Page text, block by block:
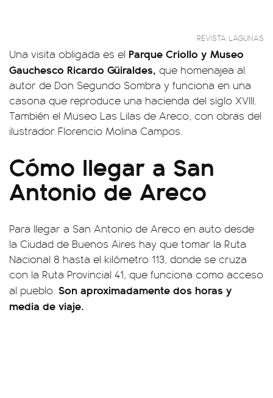
REVISTA LAGUNAS
Una visita obligada es el Parque Criollo y Museo
Gauchesco Ricardo Güiraldes, que homenajea al
autor de Don Segundo Sombra y funciona en una
casona que reproduce una hacienda del siglo XVIII.
También el Museo Las Lilas de Areco, con obras del
ilustrador Florencio Molina Campos.
Cómo llegar a San
Antonio de Areco
Para llegar a San Antonio de Areco en auto desde
la Ciudad de Buenos Aires hay que tomar la Ruta
Nacional 8 hasta el kilómetro 113, donde se cruza
con la Ruta Provincial 41, que funciona como acceso
al pueblo. Son aproximadamente dos horas y
media de viaje.